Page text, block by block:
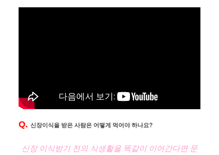
Q.신장이식을 받은 사람은 어떻게 먹어야 하나요?
신장 이식받기 전의 식생활을 똑같이 이어간다면 문